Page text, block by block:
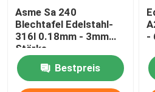
Asme Sa 240
Blechtafel Edelstahl-
316l 0.18mm - 3mm
Stärke
Bestpreis
-